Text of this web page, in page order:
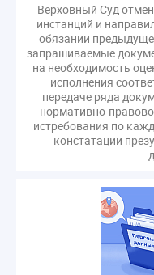
Верховный Суд
инстанций и
обязании
запрашиваемые
на необходимость
исполнения
передаче ряда
нормативно-
истребования по
констатации